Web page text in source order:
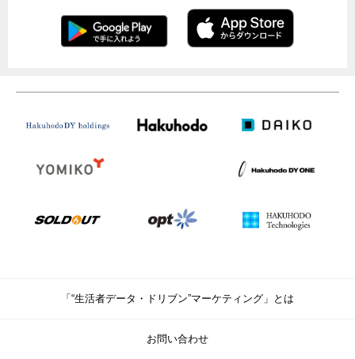
「“生活者データ・ドリブン”マーケティング」とは
お問い合わせ